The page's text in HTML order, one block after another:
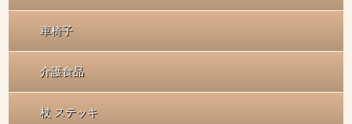
車椅子
介護食品
杖 ステッキ